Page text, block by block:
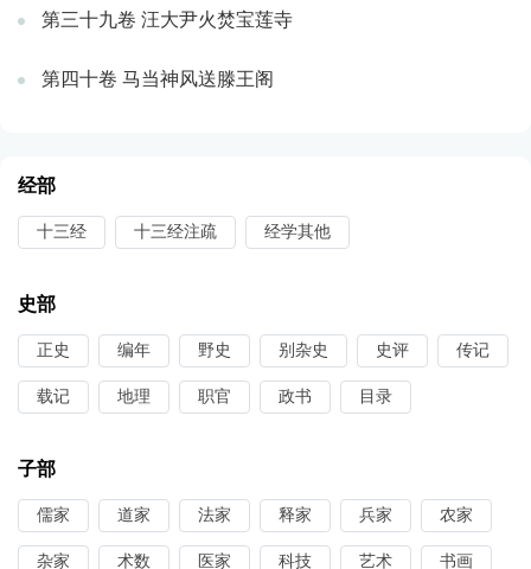
第三十九卷 汪大尹火焚宝莲寺
第四十卷 马当神风送滕王阁
经部
十三经 十三经注疏 经学其他
史部
正史 编年 野史 别杂史 史评 传记
载记 地理 职官 政书 目录
子部
儒家 道家 法家 释家 兵家 农家
杂家 术数 医家 科技 艺术 书画